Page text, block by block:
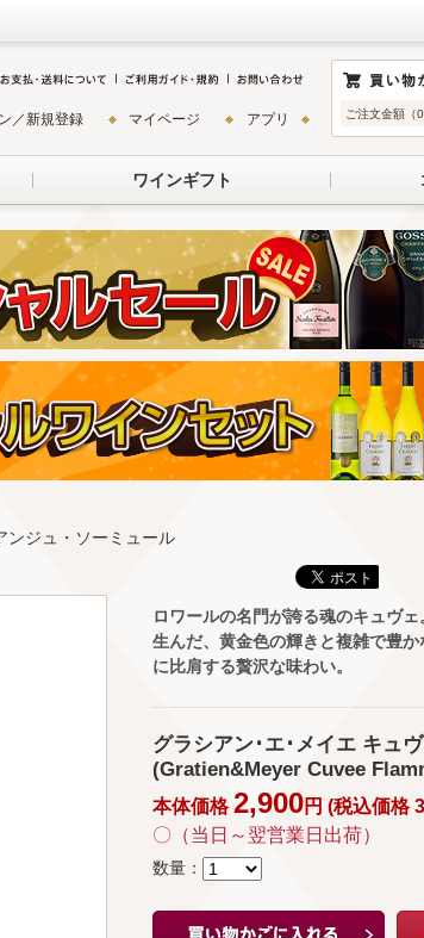
ご注文金額（
／新規登録 マイページ アプリ
ワインギフト
ンジュ・ソーミュール
ロワールの名門が誇る魂のキュヴ
生んだ、黄金色の輝きと複雑で豊
に比肩する贅沢な味わい。
グラシアン･エ･メイエ キュ
(Gratien&Meyer Cuvee
本体価格2,900円 (税込価格
〇（当日～翌営業日出荷）
数量：